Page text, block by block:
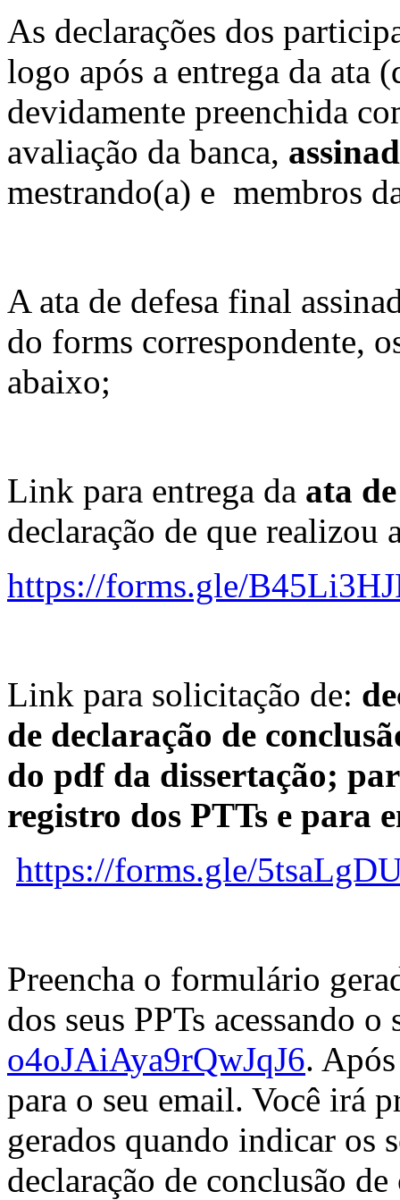
As declarações dos
logo após a entrega da
devidamente preenchida
avaliação da banca,
mestrando(a) e membros
A ata de defesa final
do forms correspondente,
abaixo;
Link para entrega da ata
declaração de que realizou
https://forms.gle/
Link para solicitação de:
de declaração de
do pdf da dissertação;
registro dos PTTs e para
https://forms.gle/
Preencha o formulário
dos seus PPTs acessando
o4oJAiAya9rQwJqJ6.
para o seu email. Você irá
gerados quando indicar os
declaração de conclusão